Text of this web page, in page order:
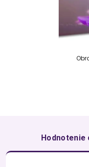
Hodnotenie